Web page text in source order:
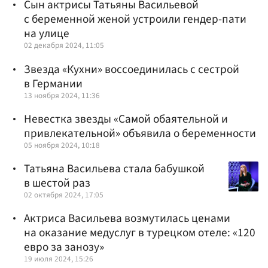
Сын актрисы Татьяны Васильевой
с беременной женой устроили гендер-пати
на улице
02 декабря 2024, 11:05
Звезда «Кухни» воссоединилась с сестрой
в Германии
13 ноября 2024, 11:36
Невестка звезды «Самой обаятельной и
привлекательной» объявила о беременности
05 ноября 2024, 10:18
Татьяна Васильева стала бабушкой
в шестой раз
02 октября 2024, 17:05
Актриса Васильева возмутилась ценами
на оказание медуслуг в турецком отеле: «120
евро за занозу»
19 июля 2024, 15:26